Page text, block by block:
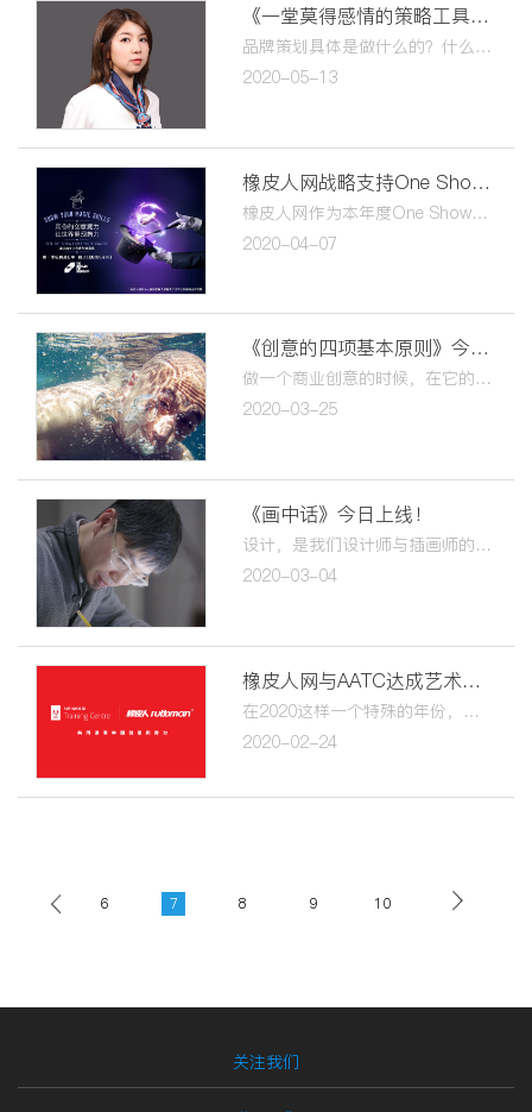
《一堂莫得感情的策略工具课》今日上线！
品牌策划具体是做什么的？什么是消费者洞察？什么是USP？什么是品牌定位？作为策略小白，如何通过一系列实用工具，快速上手，成为一个莫得感情的策略杀手？
2020-05-13
橡皮人网战略支持One Show青年创意奖，开启征稿活动
橡皮人网作为本年度One Show的“联合校园推广合作伙伴”，将One Show提供的国际活动参与机会和创意内容提供给橡皮人网的高校师生。通过橡皮人网报名参赛并成功入围的团队，可享有决赛创意营半价优惠等一系列激励政策。
2020-04-07
《创意的四项基本原则》今日上线！
做一个商业创意的时候，在​它的背后其实是一个非常严谨的商业行为。创意有四项基本原则：产品是永远的主角、说人话、不需要讨好所有人、不要看图识字。
2020-03-25
《画中话》今日上线！
设计，是我们设计师与插画师的全部。而它最终应用于商业环节，只是商业环节当中的一个部分​。​我们作为设计师与插画师，如何做到形式与质料的转换？
2020-03-04
橡皮人网与AATC达成艺术教育战略合作伙伴关系
在2020这样一个特殊的年份，橡皮人网与AATC联手，合力做一些前所未有的事 …
2020-02-24
6 7 8 9 10 11
关注我们